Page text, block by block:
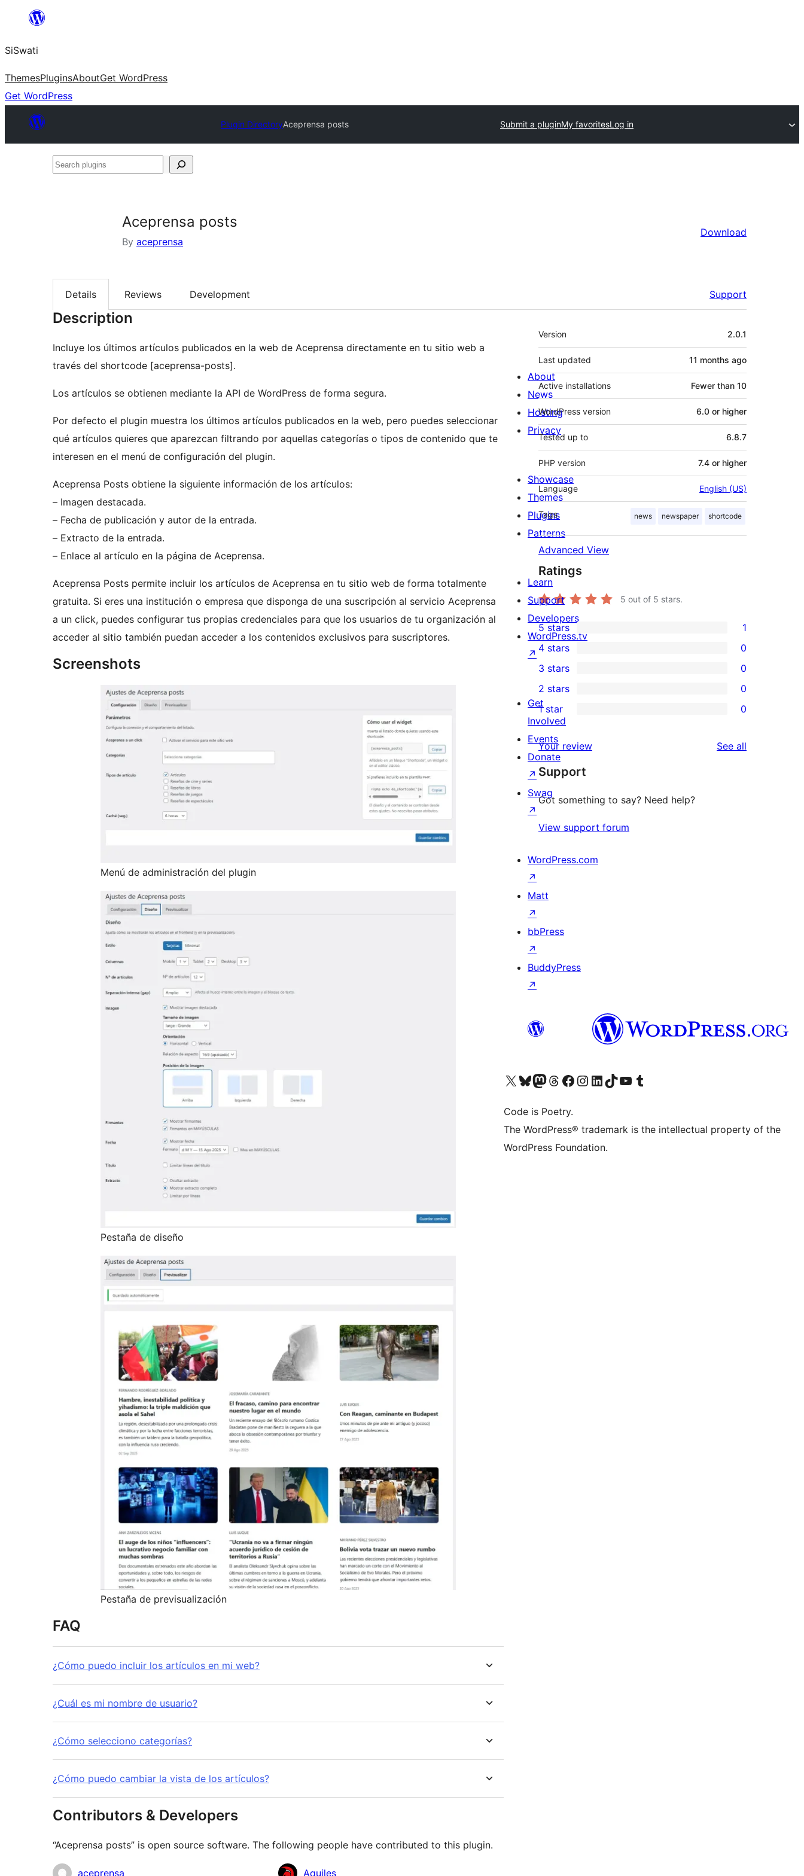
content
SiSwati
ThemesPluginsAboutGet WordPress
Get WordPress
Plugin DirectoryAceprensa posts Submit a pluginMy favoritesLog in
Search
Aceprensa posts
By aceprensa
Download
Details Reviews Development Support
Description
Incluye los últimos artículos publicados en la web de Aceprensa directamente en tu sitio web a
través del shortcode [aceprensa-posts].
Los artículos se obtienen mediante la API de WordPress de forma segura.
Por defecto el plugin muestra los últimos artículos publicados en la web, pero puedes seleccionar
qué artículos quieres que aparezcan filtrando por aquellas categorías o tipos de contenido que te
interesen en el menú de configuración del plugin.
Aceprensa Posts obtiene la siguiente información de los artículos:
– Imagen destacada.
– Fecha de publicación y autor de la entrada.
– Extracto de la entrada.
– Enlace al artículo en la página de Aceprensa.
Aceprensa Posts permite incluir los artículos de Aceprensa en tu sitio web de forma totalmente
gratuita. Si eres una institución o empresa que disponga de una suscripción al servicio Aceprensa
a un click, puedes configurar tus propias credenciales para que los usuarios de tu organización al
acceder al sitio también puedan acceder a los contenidos exclusivos para suscriptores.
Screenshots
Menú de administración del plugin
Pestaña de diseño
Pestaña de previsualización
FAQ
¿Cómo puedo incluir los artículos en mi web?
¿Cuál es mi nombre de usuario?
¿Cómo selecciono categorías?
¿Cómo puedo cambiar la vista de los artículos?
Contributors & Developers
“Aceprensa posts” is open source software. The following people have contributed to this plugin.
Contributors
aceprensa Aquiles
Meta
Version 2.0.1
Last updated 11 months ago
Active installations Fewer than 10
WordPress version 6.0 or higher
Tested up to 6.8.7
PHP version 7.4 or higher
Language English (US)
Tags news newspaper shortcode
Advanced View
Ratings
5 out of 5 stars.
1
5-
star
review
5 stars 1
4-
star
reviews
4 stars 0
0
3-
star
3 stars 0
2-
reviews
2 stars 0
0
1-
star
reviews
1 star 0
Your review See all
Support
Got something to say? Need help?
View support forum
About
News
Hosting
Privacy
Showcase
Themes
Plugins
Patterns
Learn
Support
Developers
WordPress.tv
↗
Get
Involved
Events
Donate
↗
Swag
↗
WordPress.com
↗
Matt
↗
bbPress
↗
BuddyPress
↗
Visit our X (formerly Twitter) account
Visit our Bluesky account
Visit our Mastodon account
Visit our Threads account
Visit our Facebook page
Visit our Instagram account
Visit our LinkedIn account
Visit our TikTok account
Visit our YouTube channel
Visit our Tumblr account
Code is Poetry.
The WordPress® trademark is the intellectual property of the
WordPress Foundation.